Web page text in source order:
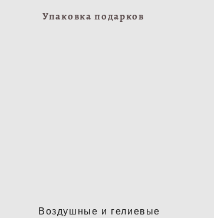
Упаковка подарков
Воздушные и гелиевые